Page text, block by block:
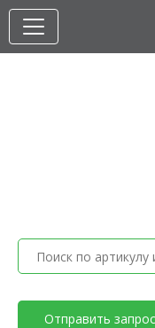
Отправить запрос